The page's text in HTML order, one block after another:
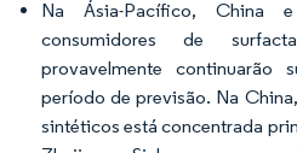
Na Ásia-Pacífico, China
consumidores de
provavelmente continuarão
período de previsão. Na
sintéticos está concentrada